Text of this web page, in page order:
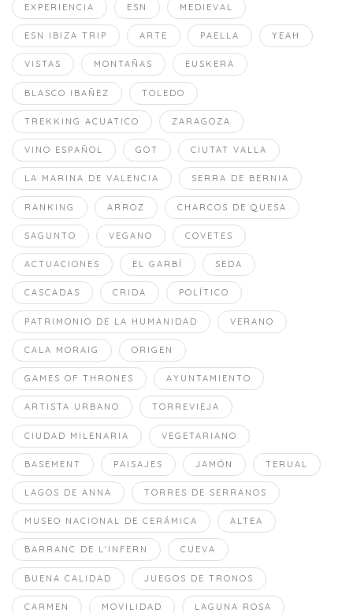
EXPERIENCIA ESN MEDIEVAL
ESN IBIZA TRIP ARTE PAELLA YEAH
VISTAS MONTAÑAS EUSKERA
BLASCO IBAÑEZ TOLEDO
TREKKING ACUATICO ZARAGOZA
VINO ESPAÑOL GOT CIUTAT VALLA
LA MARINA DE VALENCIA SERRA DE BERNIA
RANKING ARROZ CHARCOS DE QUESA
SAGUNTO VEGANO COVETES
ACTUACIONES EL GARBÍ SEDA
CASCADAS CRIDA POLÍTICO
PATRIMONIO DE LA HUMANIDAD VERANO
CALA MORAIG ORIGEN
GAMES OF THRONES AYUNTAMIENTO
ARTISTA URBANO TORREVIEJA
CIUDAD MILENARIA VEGETARIANO
BASEMENT PAISAJES JAMÓN TERUAL
LAGOS DE ANNA TORRES DE SERRANOS
MUSEO NACIONAL DE CERÁMICA ALTEA
BARRANC DE L'INFERN CUEVA
BUENA CALIDAD JUEGOS DE TRONOS
CARMEN MOVILIDAD LAGUNA ROSA